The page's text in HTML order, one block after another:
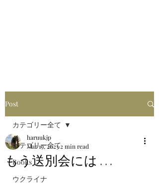
Post
カテゴリー全て
Books
ウクライナ
カテゴリー全て
もう送別会には . . .
haruukjp
Mar 19, 20232 min read